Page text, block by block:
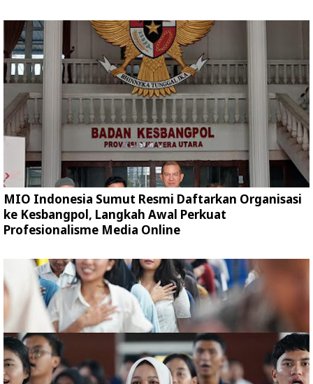
MIO Indonesia Sumut Resmi Daftarkan Organisasi
ke Kesbangpol, Langkah Awal Perkuat
Profesionalisme Media Online